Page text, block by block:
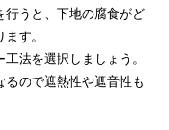
行うと、下地の腐食がど
す。
法を選択しましょう。
るので遮熱性や遮音性も